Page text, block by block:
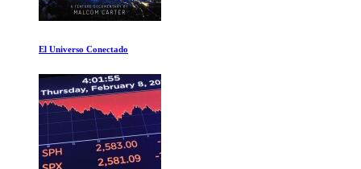
Vikingos Temporada 1 Ep 7-9